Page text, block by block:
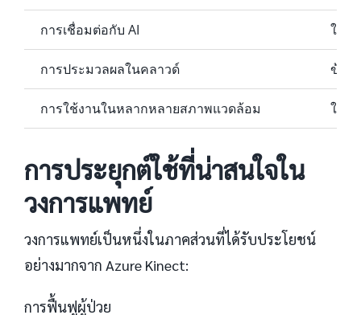
การเชื่อมต่อกับ AI ใช้
การประมวลผลในคลาวด์ ข้อมู
การใช้งานในหลากหลายสภาพแวดล้อม ใช้ง
การประยุกต์ใช้ที่น่าสนใจใน
วงการแพทย์
วงการแพทย์เป็นหนึ่งในภาคส่วนที่ได้รับประโยชน์
อย่างมากจาก Azure Kinect:
การฟื้นฟูผู้ป่วย